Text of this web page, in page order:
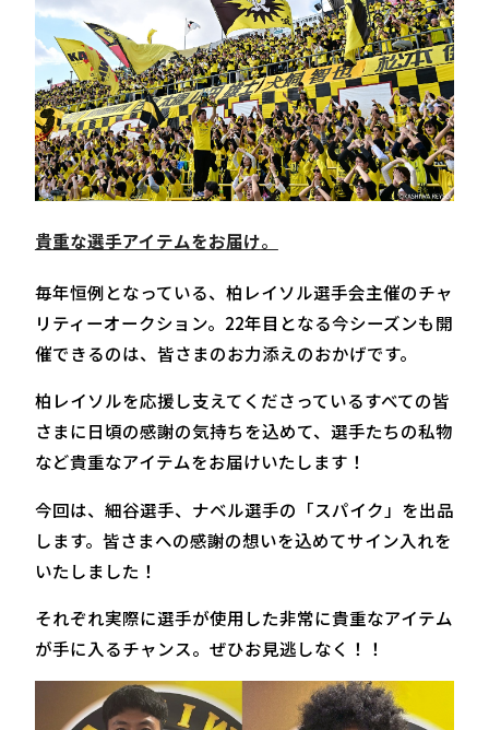
貴重な選手アイテムをお届け。
毎年恒例となっている、柏レイソル選手会主催のチャ
リティーオークション。22年目となる今シーズンも開
催できるのは、皆さまのお力添えのおかげです。
柏レイソルを応援し支えてくださっているすべての皆
さまに日頃の感謝の気持ちを込めて、選手たちの私物
など貴重なアイテムをお届けいたします！
今回は、細谷選手、ナベル選手の「スパイク」を出品
します。皆さまへの感謝の想いを込めてサイン入れを
いたしました！
それぞれ実際に選手が使用した非常に貴重なアイテム
が手に入るチャンス。ぜひお見逃しなく！！